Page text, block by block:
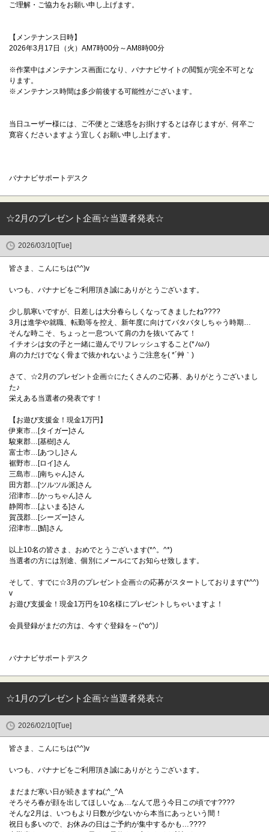
ご理解・ご協力をお願い申し上げます。
【メンテナンス日時】
2026年3月17日（火）AM7時00分～AM8時00分
※作業中はメンテナンス画面になり、バナナビサイトの閲覧が完全不可とな
ります。
※メンテナンス時間は多少前後する可能性がございます。
当日ユーザー様には、ご不便とご迷惑をお掛けするとは存じますが、何卒ご
寛容くださいますよう宜しくお願い申し上げます。
バナナビサポートデスク
☆2月のプレゼント企画☆当選者発表☆
2026/03/10[Tue]
皆さま、こんにちは(^^)v
いつも、バナナビをご利用頂き誠にありがとうございます。
少し肌寒いですが、日差しは大分春らしくなってきましたね????
3月は進学や就職、転勤等を控え、新年度に向けてバタバタしちゃう時期…
そんな時こそ、ちょっと一息ついて肩の力を抜いてみて！
イチオシは女の子と一緒に遊んでリフレッシュすること(*ﾉωﾉ)
肩の力だけでなく骨まで抜かれないようご注意を( *´艸｀)
さて、☆2月のプレゼント企画☆にたくさんのご応募、ありがとうございまし
た♪
栄えある当選者の発表です！
【お遊び支援金！現金1万円】
伊東市…[タイガー]さん
駿東郡…[基樹]さん
富士市…[あつし]さん
裾野市…[ロイ]さん
三島市…[南ちゃん]さん
田方郡…[ツルツル派]さん
沼津市…[かっちゃん]さん
静岡市…[よいまる]さん
賀茂郡…[シーズー]さん
沼津市…[鯖]さん
以上10名の皆さま、おめでとうございます(*^。^*)
当選者の方には別途、個別にメールにてお知らせ致します。
そして、すでに☆3月のプレゼント企画☆の応募がスタートしております(*^^)
v
お遊び支援金！現金1万円を10名様にプレゼントしちゃいますよ！
会員登録がまだの方は、今すぐ登録を～(^o^)丿
バナナビサポートデスク
☆1月のプレゼント企画☆当選者発表☆
2026/02/10[Tue]
皆さま、こんにちは(^^)v
いつも、バナナビをご利用頂き誠にありがとうございます。
まだまだ寒い日が続きますね(;^_^A
そろそろ春が顔を出してほしいなぁ…なんて思う今日この頃です????
そんな2月は、いつもより日数が少ないから本当にあっという間！
祝日も多いので、お休みの日はご予約が集中するかも…????